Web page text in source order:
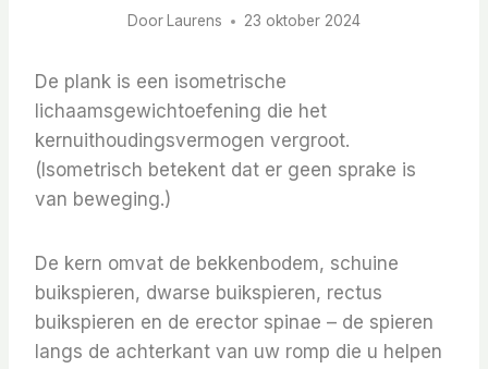
Door Laurens 23 oktober 2024
De plank is een isometrische
lichaamsgewichtoefening die het
kernuithoudingsvermogen vergroot.
(Isometrisch betekent dat er geen sprake is
van beweging.)
De kern omvat de bekkenbodem, schuine
buikspieren, dwarse buikspieren, rectus
buikspieren en de erector spinae – de spieren
langs de achterkant van uw romp die u helpen